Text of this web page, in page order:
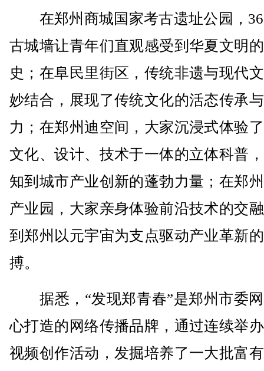
在郑州商城国家考古遗址公园，
古城墙让青年们直观感受到华夏文明
史；在阜民里街区，传统非遗与现代
妙结合，展现了传统文化的活态传承
力；在郑州迪空间，大家沉浸式体验
文化、设计、技术于一体的立体科普
知到城市产业创新的蓬勃力量；在郑
产业园，大家亲身体验前沿技术的交
到郑州以元宇宙为支点驱动产业革新
搏。
据悉，“发现郑青春”是郑州市委
心打造的网络传播品牌，通过连续举
视频创作活动，发掘培养了一大批富